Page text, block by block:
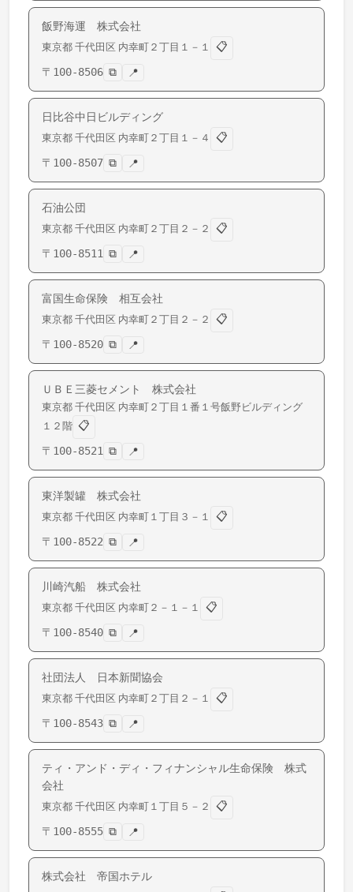
飯野海運 株式会社
東京都 千代田区 内幸町 ２丁目１－１
📋
〒 100-8506 ⧉ 📍
日比谷中日ビルディング
東京都 千代田区 内幸町 ２丁目１－４
📋
〒 100-8507 ⧉ 📍
石油公団
東京都 千代田区 内幸町 ２丁目２－２
📋
〒 100-8511 ⧉ 📍
富国生命保険 相互会社
東京都 千代田区 内幸町 ２丁目２－２
📋
〒 100-8520 ⧉ 📍
ＵＢＥ三菱セメント 株式会社
東京都 千代田区 内幸町 ２丁目１番１号飯野ビルディング
１２階 📋
〒 100-8521 ⧉ 📍
東洋製罐 株式会社
東京都 千代田区 内幸町 １丁目３－１
📋
〒 100-8522 ⧉ 📍
川崎汽船 株式会社
東京都 千代田区 内幸町 ２－１－１
📋
〒 100-8540 ⧉ 📍
社団法人 日本新聞協会
東京都 千代田区 内幸町 ２丁目２－１
📋
〒 100-8543 ⧉ 📍
ティ・アンド・ディ・フィナンシャル生命保険 株式
会社
東京都 千代田区 内幸町 １丁目５－２
📋
〒 100-8555 ⧉ 📍
株式会社 帝国ホテル